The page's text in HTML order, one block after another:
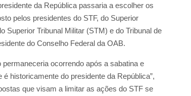
da República passaria a escolher os
pelos presidentes do STF, do Superior
Superior Tribunal Militar (STM) e do Tribunal de
do Conselho Federal da OAB.
ocorrendo após a sabatina e
historicamente do presidente da República”,
que visam a limitar as ações do STF se